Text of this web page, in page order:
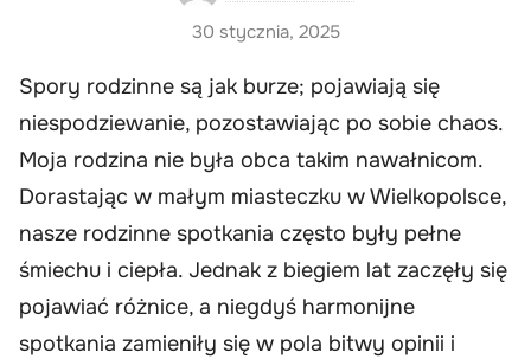
30 stycznia, 2025
Spory rodzinne są jak burze; pojawiają się
niespodziewanie, pozostawiając po sobie chaos.
Moja rodzina nie była obca takim nawałnicom.
Dorastając w małym miasteczku w Wielkopolsce,
nasze rodzinne spotkania często były pełne
śmiechu i ciepła. Jednak z biegiem lat zaczęły się
pojawiać różnice, a niegdyś harmonijne
spotkania zamieniły się w pola bitwy opinii i